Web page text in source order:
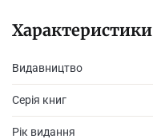
• Чому в нас немає папуг?
Характеристики
Видавництво
Серія книг
Рік видання